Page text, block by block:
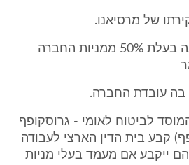
של מרסיאנו.
16. א. משהתובעת הינה בעלת 50% ממניות החברה
בה עובדת החברה.
בעב"ל 20182/97 המוסד לביטוח לאומי - גרוסקופף
קבע בית הדין הארצי לעבודה
ייקבע אם מעמד בעלי מניות